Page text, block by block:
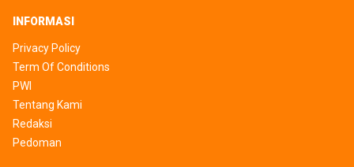
INFORMASI
Privacy Policy
Term Of Conditions
PWI
Tentang Kami
Redaksi
Pedoman